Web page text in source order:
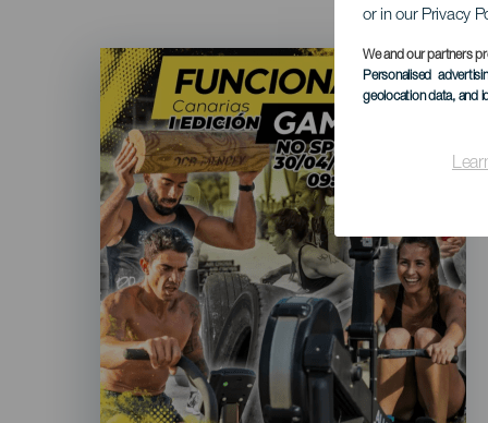
or in our Privacy
We and our partners
Personalised
geolocation data, and
Imagen
Listado